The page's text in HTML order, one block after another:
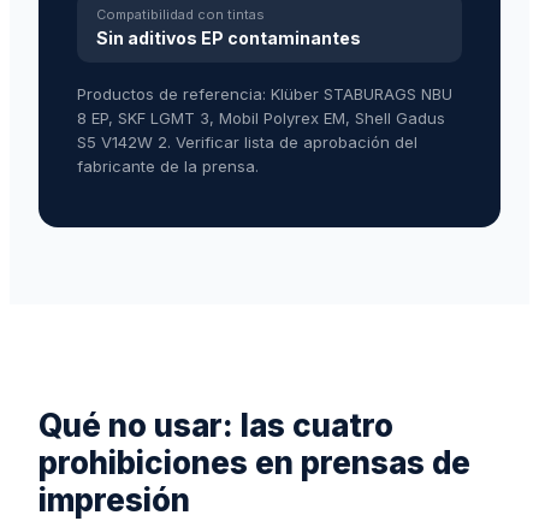
Compatibilidad con tintas
Sin aditivos EP contaminantes
Productos de referencia: Klüber STABURAGS NBU
8 EP, SKF LGMT 3, Mobil Polyrex EM, Shell Gadus
S5 V142W 2. Verificar lista de aprobación del
fabricante de la prensa.
Qué no usar: las cuatro
prohibiciones en prensas de
impresión